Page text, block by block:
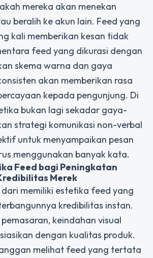
mereka akan menekan
beralih ke akun lain. Feed yang
kali memberikan kesan tidak
feed yang dikurasi dengan
skema warna dan gaya
akan memberikan rasa
kepada pengunjung. Di
bukan lagi sekadar gaya-
strategi komunikasi non-verbal
untuk menyampaikan pesan
menggunakan banyak kata.
Feed bagi Peningkatan
Merek
memiliki estetika feed yang
kredibilitas instan.
keindahan visual
dengan kualitas produk.
melihat feed yang tertata